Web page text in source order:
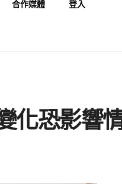
合作媒體 登入
化恐影響